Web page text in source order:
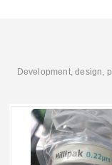
Development, design,